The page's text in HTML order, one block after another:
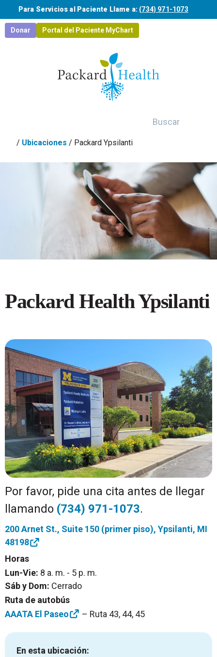
Saltar al contenido principal
Para Servicios al Paciente Llame a: (734) 971-1073
Donar Portal del Paciente MyChart
/ Ubicaciones / Packard Ypsilanti
Packard Health Ypsilanti
Por favor, pide una cita antes de llegar
llamando (734) 971-1073.
200 Arnet St., Suite 150 (primer piso), Ypsilanti, MI
48198
Horas
Lun-Vie: 8 a. m. - 5 p. m.
Sáb y Dom: Cerrado
Ruta de autobús
AAATA El Paseo
– Ruta 43, 44, 45
En esta ubicación: